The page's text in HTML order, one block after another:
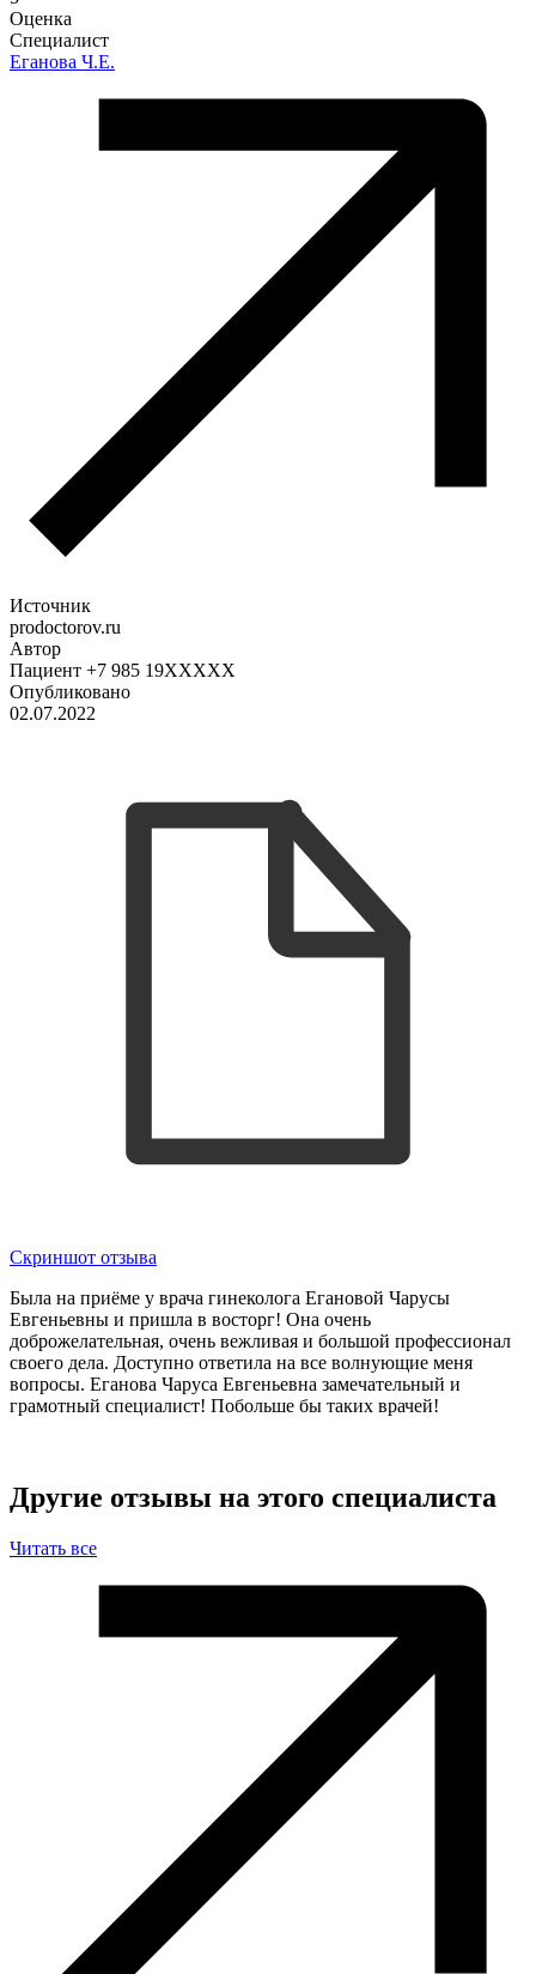
Оценка
Специалист
Еганова Ч.Е.
Источник
prodoctorov.ru
Автор
Пациент +7 985 19XXXXX
Опубликовано
02.07.2022
Скриншот отзыва
Была на приёме у врача гинеколога Егановой Чарусы
Евгеньевны и пришла в восторг! Она очень
доброжелательная, очень вежливая и большой профессионал
своего дела. Доступно ответила на все волнующие меня
вопросы. Еганова Чаруса Евгеньевна замечательный и
грамотный специалист! Побольше бы таких врачей!
Другие отзывы на этого специалиста
Читать все